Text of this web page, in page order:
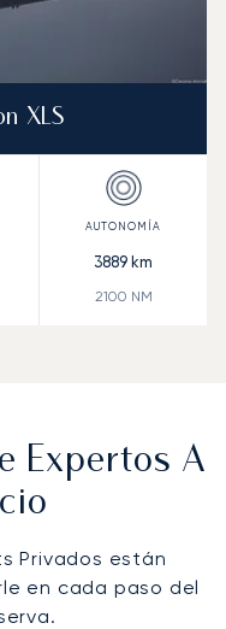
XLS
3889 km
2100 NM
Expertos A
Privados están
en cada paso del